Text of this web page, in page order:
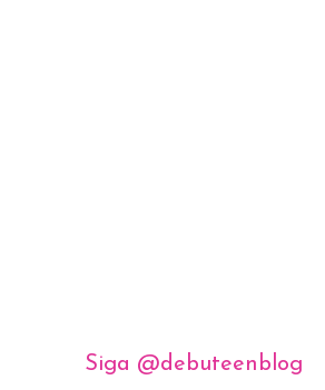
Siga @debuteenblog